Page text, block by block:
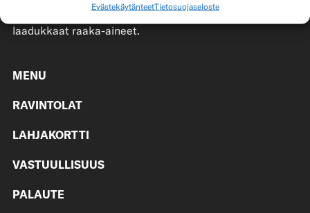
EvästekäytänteetTietosuojaseloste
toiveen mukaisesti, ja tuotteissa on runsaat maut ja
laadukkaat raaka-aineet.
MENU
RAVINTOLAT
LAHJAKORTTI
VASTUULLISUUS
PALAUTE